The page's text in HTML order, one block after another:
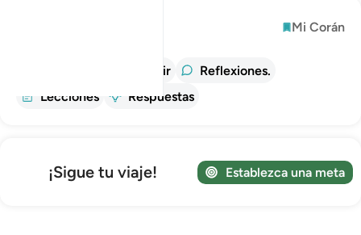
Mi Corán
Tafsir
Reflexiones.
Lecciones
Respuestas
¡Sigue tu viaje! Establezca una meta